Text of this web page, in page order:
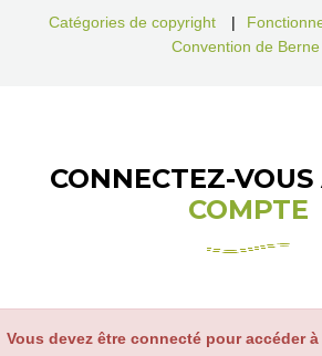
Catégories de copyright |
Convention de Berne
CONNECTEZ-VOUS
COMPTE
Vous devez être connecté pour accéder